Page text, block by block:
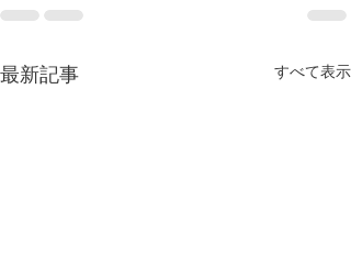
最新記事 すべて表示